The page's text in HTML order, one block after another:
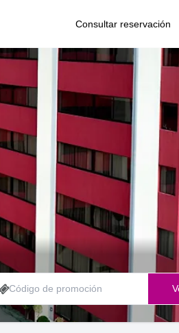
Consultar reservación
the calendar and select a date. Press
key to interact with the calendar and